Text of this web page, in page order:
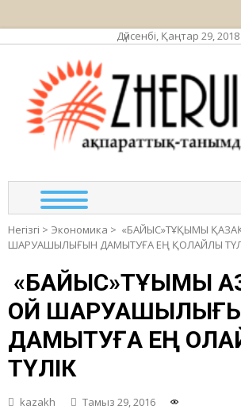
Дүйсенбі, Қаңтар 29, 2018
Негізгі > Экономика > «БАЙЫС»ТҰҚЫМЫ
ШАРУАШЫЛЫҒЫН ДАМЫТУҒА ЕҢ ҚОЛАЙЛЫ
«БАЙЫС»ТҰҚЫМЫ
ҚОЙ
ДАМЫТУҒА ЕҢ
ТҮЛІК
kazakh Тамыз 29, 2016